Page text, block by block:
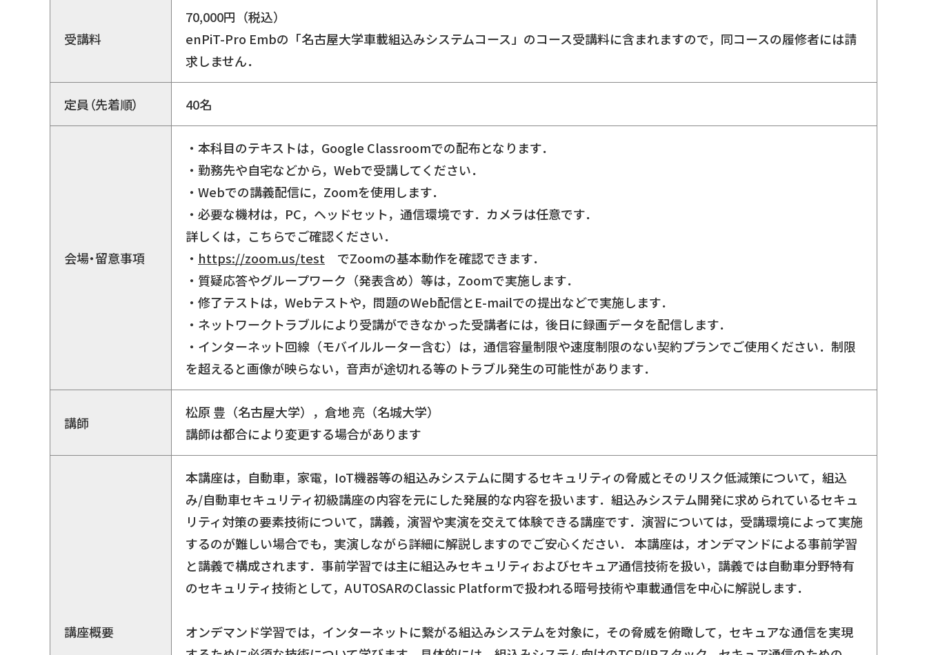
受講料
70,000円（税込）
enPiT-Pro Embの「名古屋大学車載組込みシステムコース」のコース受講料に含まれますので，同コースの履修者には請
求しません．
定員（先着順） 40名
会場・留意事項
・本科目のテキストは，Google Classroomでの配布となります．
・勤務先や自宅などから，Webで受講してください．
・Webでの講義配信に，Zoomを使用します．
・必要な機材は，PC，ヘッドセット，通信環境です．カメラは任意です．
詳しくは，こちらでご確認ください．
・ https://zoom.us/test でZoomの基本動作を確認できます．
・質疑応答やグループワーク（発表含め）等は，Zoomで実施します．
・修了テストは，Webテストや，問題のWeb配信とE-mailでの提出などで実施します．
・ネットワークトラブルにより受講ができなかった受講者には，後日に録画データを配信します．
・インターネット回線（モバイルルーター含む）は，通信容量制限や速度制限のない契約プランでご使用ください．制限
を超えると画像が映らない，音声が途切れる等のトラブル発生の可能性があります．
講師
松原 豊（名古屋大学），倉地 亮（名城大学）
講師は都合により変更する場合があります
講座概要
本講座は，自動車，家電，IoT機器等の組込みシステムに関するセキュリティの脅威とそのリスク低減策について，組込
み/自動車セキュリティ初級講座の内容を元にした発展的な内容を扱います．組込みシステム開発に求められているセキュ
リティ対策の要素技術について，講義，演習や実演を交えて体験できる講座です．演習については，受講環境によって実施
するのが難しい場合でも，実演しながら詳細に解説しますのでご安心ください． 本講座は，オンデマンドによる事前学習
と講義で構成されます．事前学習では主に組込みセキュリティおよびセキュア通信技術を扱い，講義では自動車分野特有
のセキュリティ技術として，AUTOSARのClassic Platformで扱われる暗号技術や車載通信を中心に解説します．
オンデマンド学習では，インターネットに繋がる組込みシステムを対象に，その脅威を俯瞰して，セキュアな通信を実現